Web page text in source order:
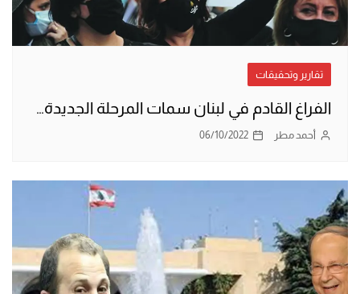
تقارير وتحقيقات
الفراغ القادم في لبنان سمات المرحلة الجديدة…
أحمد مطر 06/10/2022